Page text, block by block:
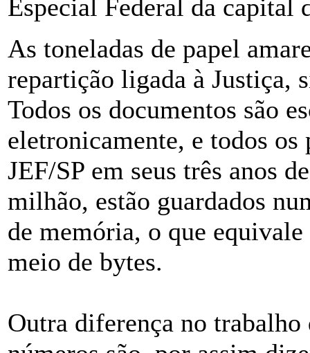
Especial Federal da capital
As toneladas de papel
repartição ligada à Justiça,
Todos os documentos são
eletronicamente, e todos os
JEF/SP em seus três anos
milhão, estão guardados
de memória, o que
meio de bytes.
Outra diferença no trabalho